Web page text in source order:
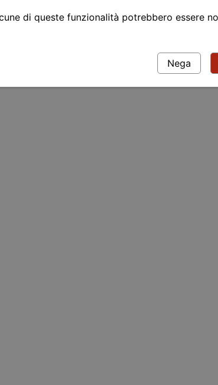
di queste funzionalità potrebbero essere
Nega